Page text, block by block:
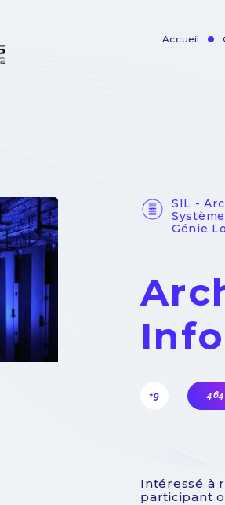
Accueil
SIL -
Génie
+9 464
Intéressé à
participant